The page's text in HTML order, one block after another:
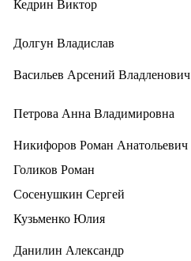
Кедрин Виктор
Долгун Владислав
Васильев Арсений Владленович
Петрова Анна Владимировна
Никифоров Роман Анатольевич
Голиков Роман
Сосенушкин Сергей
Кузьменко Юлия
Данилин Александр